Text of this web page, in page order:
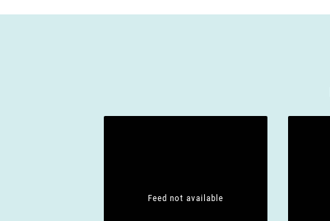
Feed not available